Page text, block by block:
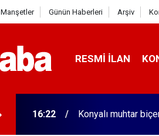
Manşetler Günün Haberleri Arşiv
RESMI İLAN
16:04 Konyasporlu